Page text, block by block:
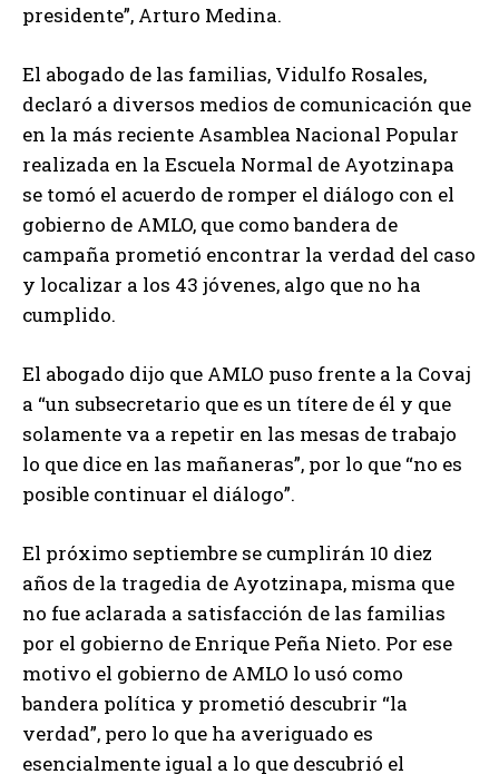
presidente”, Arturo Medina.
El abogado de las familias, Vidulfo Rosales,
declaró a diversos medios de comunicación que
en la más reciente Asamblea Nacional Popular
realizada en la Escuela Normal de Ayotzinapa
se tomó el acuerdo de romper el diálogo con el
gobierno de AMLO, que como bandera de
campaña prometió encontrar la verdad del caso
y localizar a los 43 jóvenes, algo que no ha
cumplido.
El abogado dijo que AMLO puso frente a la Covaj
a “un subsecretario que es un títere de él y que
solamente va a repetir en las mesas de trabajo
lo que dice en las mañaneras”, por lo que “no es
posible continuar el diálogo”.
El próximo septiembre se cumplirán 10 diez
años de la tragedia de Ayotzinapa, misma que
no fue aclarada a satisfacción de las familias
por el gobierno de Enrique Peña Nieto. Por ese
motivo el gobierno de AMLO lo usó como
bandera política y prometió descubrir “la
verdad”, pero lo que ha averiguado es
esencialmente igual a lo que descubrió el